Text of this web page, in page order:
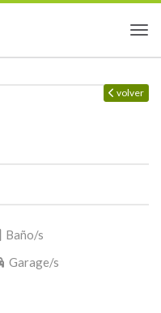
volver
Baño/s
Garage/s